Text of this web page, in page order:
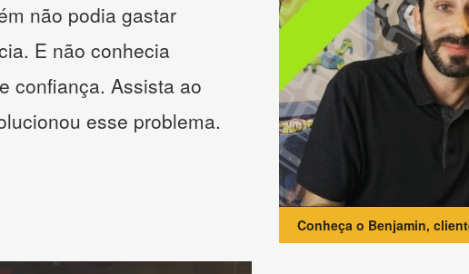
não podia gastar
E não conhecia
confiança. Assista ao
esse problema.
Conheça o Benjamin,